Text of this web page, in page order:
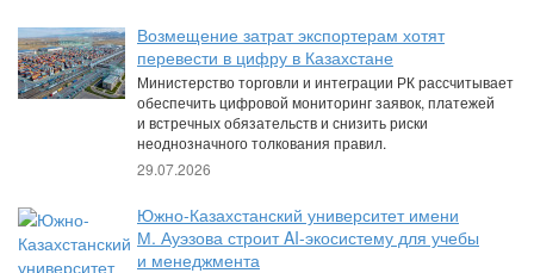
Возмещение затрат экспортерам хотят
перевести в цифру в Казахстане
Министерство торговли и интеграции РК рассчитывает
обеспечить цифровой мониторинг заявок, платежей
и встречных обязательств и снизить риски
неоднозначного толкования правил.
29.07.2026
Южно-Казахстанский университет имени
М. Ауэзова строит AI-экосистему для учебы
и менеджмента